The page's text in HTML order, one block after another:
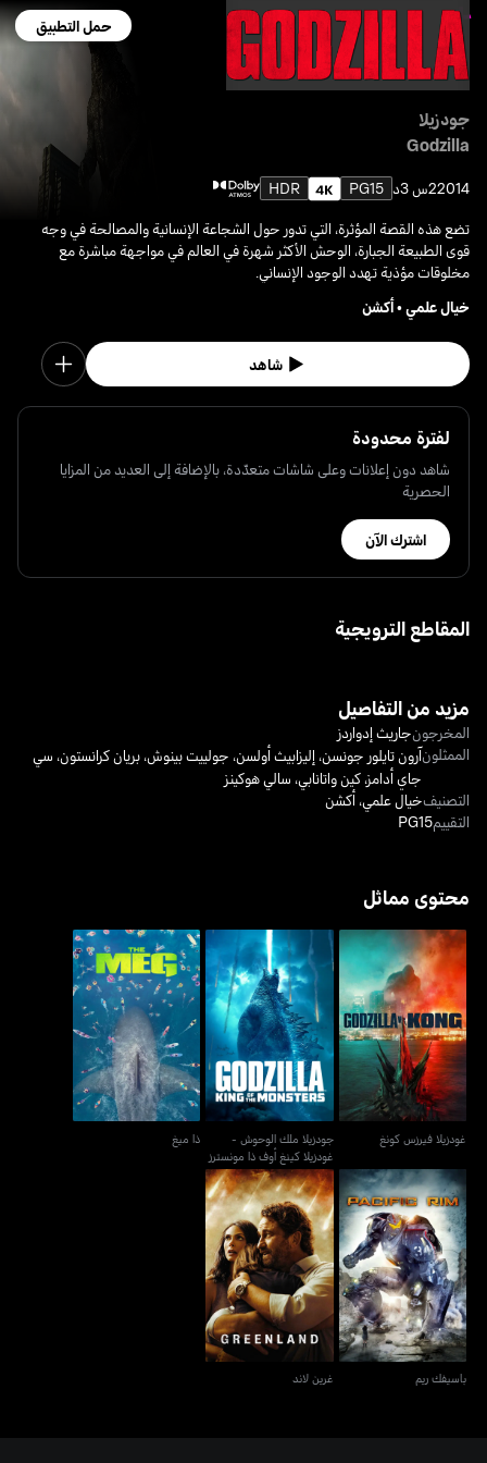
حمل التطبيق
جودزيلا
Godzilla
20142س 3د PG15
HDR
تضع هذه القصة المؤثرة، التي تدور حول الشجاعة الإنسانية والمصالحة في وجه
قوى الطبيعة الجبارة، الوحش الأكثر شهرة في العالم في مواجهة مباشرة مع
مخلوقات مؤذية تهدد الوجود الإنساني.
خيال علمي•أكشن
شاهد
لفترة محدودة
شاهد دون إعلانات وعلى شاشات متعدّدة، بالإضافة إلى العديد من المزايا
الحصرية
اشترك الآن
المقاطع الترويجية
مزيد من التفاصيل
المخرجونجاريث إدواردز
الممثلونآرون تايلور جونسن، إليزابيث أولسن، جولييت بينوش،بريان كرانستون، سي
جاي أدامز،كين واتانابي، سالي هوكينز
التصنيفخيال علمي،أكشن
التقييمPG15
محتوى مماثل
غودزيلا فيرزس كونغ
غودزيلا فيرزس كونغ
جودزيلا ملك الوحوش -
غودزيلا كينغ أوف ذا
مونسترز
جودزيلا ملك الوحوش -
غودزيلا كينغ أوف ذا مونسترز
ذا ميغ
ذا ميغ
باسيفك ريم
باسيفك ريم
غرين لاند
غرين لاند